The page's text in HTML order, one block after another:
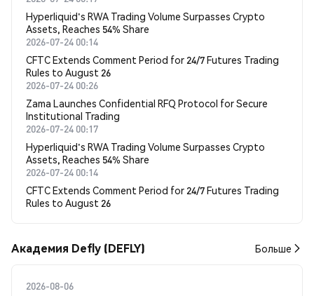
Hyperliquid's RWA Trading Volume Surpasses Crypto
Assets, Reaches 54% Share
2026-07-24 00:14
CFTC Extends Comment Period for 24/7 Futures Trading
Rules to August 26
2026-07-24 00:26
Zama Launches Confidential RFQ Protocol for Secure
Institutional Trading
2026-07-24 00:17
Hyperliquid's RWA Trading Volume Surpasses Crypto
Assets, Reaches 54% Share
2026-07-24 00:14
CFTC Extends Comment Period for 24/7 Futures Trading
Rules to August 26
Академия Defly (DEFLY) Больше
2026-08-06